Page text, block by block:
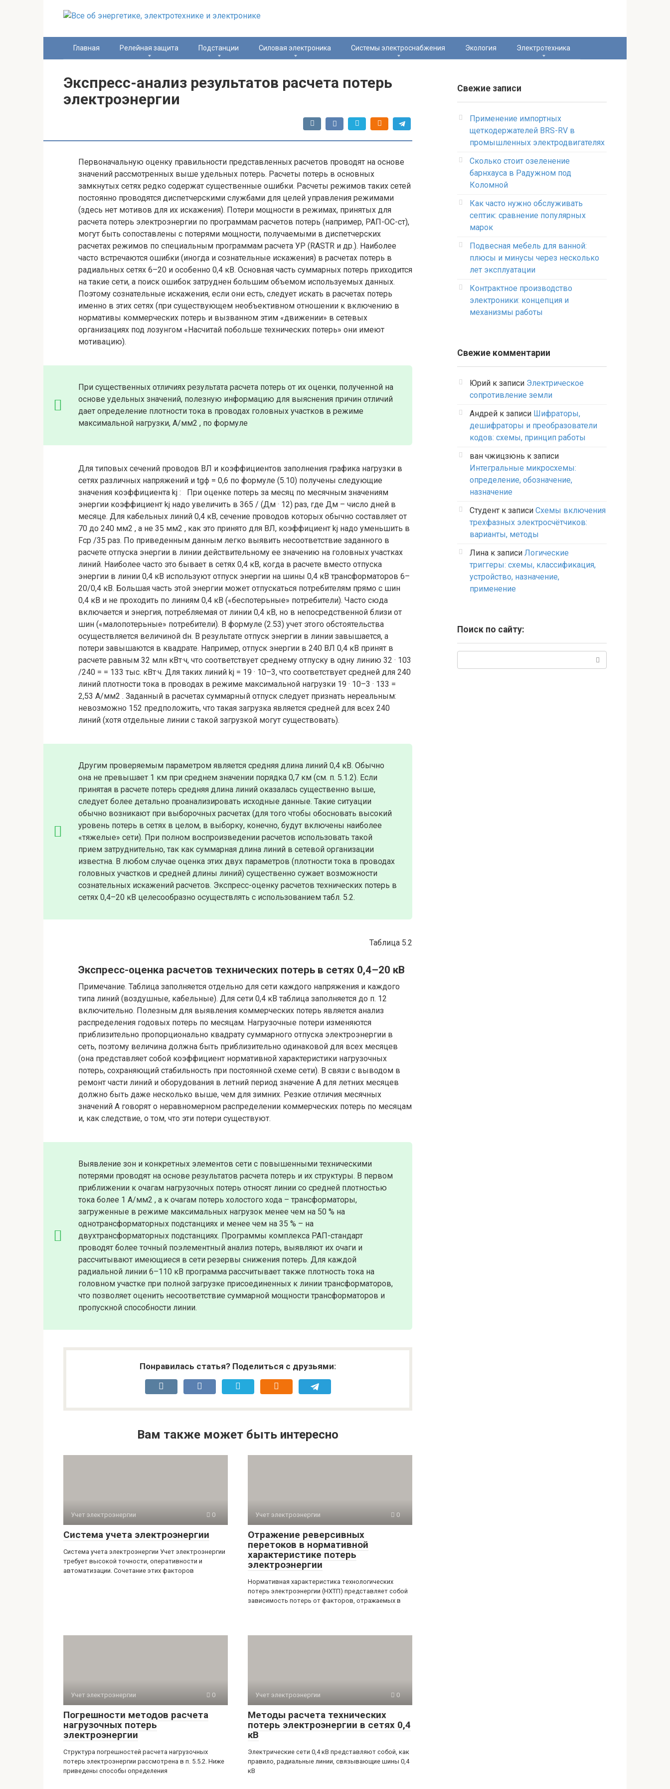
Главная Релейная защита Подстанции Силовая электроника Системы электроснабжения Экология Электротехника
Экспресс-анализ результатов расчета потерь
электроэнергии
Первоначальную оценку правильности представленных расчетов проводят на основе
значений рассмотренных выше удельных потерь. Расчеты потерь в основных
замкнутых сетях редко содержат существенные ошибки. Расчеты режимов таких сетей
постоянно проводятся диспетчерскими службами для целей управления режимами
(здесь нет мотивов для их искажения). Потери мощности в режимах, принятых для
расчета потерь электроэнергии по программам расчетов потерь (например, РАП-ОС-ст),
могут быть сопоставлены с потерями мощности, получаемыми в диспетчерских
расчетах режимов по специальным программам расчета УР (RASTR и др.). Наиболее
часто встречаются ошибки (иногда и сознательные искажения) в расчетах потерь в
радиальных сетях 6–20 и особенно 0,4 кВ. Основная часть суммарных потерь приходится
на такие сети, а поиск ошибок затруднен большим объемом используемых данных.
Поэтому сознательные искажения, если они есть, следует искать в расчетах потерь
именно в этих сетях (при существующем необъективном отношении к включению в
нормативы коммерческих потерь и вызванном этим «движении» в сетевых
организациях под лозунгом «Насчитай побольше технических потерь» они имеют
мотивацию).
При существенных отличиях результата расчета потерь от их оценки, полученной на
основе удельных значений, полезную информацию для выяснения причин отличий
дает определение плотности тока в проводах головных участков в режиме
максимальной нагрузки, А/мм2 , по формуле
Для типовых сечений проводов ВЛ и коэффициентов заполнения графика нагрузки в
сетях различных напряжений и tgϕ = 0,6 по формуле (5.10) получены следующие
значения коэффициента kj : При оценке потерь за месяц по месячным значениям
энергии коэффициент kj надо увеличить в 365 / (Дм · 12) раз, где Дм – число дней в
месяце. Для кабельных линий 0,4 кВ, сечение проводов которых обычно составляет от
70 до 240 мм2 , а не 35 мм2 , как это принято для ВЛ, коэффициент kj надо уменьшить в
Fср /35 раз. По приведенным данным легко выявить несоответствие заданного в
расчете отпуска энергии в линии действительному ее значению на головных участках
линий. Наиболее часто это бывает в сетях 0,4 кВ, когда в расчете вместо отпуска
энергии в линии 0,4 кВ используют отпуск энергии на шины 0,4 кВ трансформаторов 6–
20/0,4 кВ. Большая часть этой энергии может отпускаться потребителям прямо с шин
0,4 кВ и не проходить по линиям 0,4 кВ («беспотерьные» потребители). Часто сюда
включается и энергия, потребляемая от линии 0,4 кВ, но в непосредственной близи от
шин («малопотерьные» потребители). В формуле (2.53) учет этого обстоятельства
осуществляется величиной dн. В результате отпуск энергии в линии завышается, а
потери завышаются в квадрате. Например, отпуск энергии в 240 ВЛ 0,4 кВ принят в
расчете равным 32 млн кВт·ч, что соответствует среднему отпуску в одну линию 32 · 103
/240 = = 133 тыс. кВт·ч. Для таких линий kj = 19 · 10–3, что соответствует средней для 240
линий плотности тока в проводах в режиме максимальной нагрузки 19 · 10–3 · 133 =
2,53 А/мм2 . Заданный в расчетах суммарный отпуск следует признать нереальным:
невозможно 152 предположить, что такая загрузка является средней для всех 240
линий (хотя отдельные линии с такой загрузкой могут существовать).
Другим проверяемым параметром является средняя длина линий 0,4 кВ. Обычно
она не превышает 1 км при среднем значении порядка 0,7 км (см. п. 5.1.2). Если
принятая в расчете потерь средняя длина линий оказалась существенно выше,
следует более детально проанализировать исходные данные. Такие ситуации
обычно возникают при выборочных расчетах (для того чтобы обосновать высокий
уровень потерь в сетях в целом, в выборку, конечно, будут включены наиболее
«тяжелые» сети). При полном воспроизведении расчетов использовать такой
прием затруднительно, так как суммарная длина линий в сетевой организации
известна. В любом случае оценка этих двух параметров (плотности тока в проводах
головных участков и средней длины линий) существенно сужает возможности
сознательных искажений расчетов. Экспресс-оценку расчетов технических потерь в
сетях 0,4–20 кВ целесообразно осуществлять с использованием табл. 5.2.
Таблица 5.2
Экспресс-оценка расчетов технических потерь в сетях 0,4–20 кВ
Примечание. Таблица заполняется отдельно для сети каждого напряжения и каждого
типа линий (воздушные, кабельные). Для сети 0,4 кВ таблица заполняется до п. 12
включительно. Полезным для выявления коммерческих потерь является анализ
распределения годовых потерь по месяцам. Нагрузочные потери изменяются
приблизительно пропорционально квадрату суммарного отпуска электроэнергии в
сеть, поэтому величина должна быть приблизительно одинаковой для всех месяцев
(она представляет собой коэффициент нормативной характеристики нагрузочных
потерь, сохраняющий стабильность при постоянной схеме сети). В связи с выводом в
ремонт части линий и оборудования в летний период значение A для летних месяцев
должно быть даже несколько выше, чем для зимних. Резкие отличия месячных
значений A говорят о неравномерном распределении коммерческих потерь по месяцам
и, как следствие, о том, что эти потери существуют.
Выявление зон и конкретных элементов сети с повышенными техническими
потерями проводят на основе результатов расчета потерь и их структуры. В первом
приближении к очагам нагрузочных потерь относят линии со средней плотностью
тока более 1 А/мм2 , а к очагам потерь холостого хода – трансформаторы,
загруженные в режиме максимальных нагрузок менее чем на 50 % на
однотрансформаторных подстанциях и менее чем на 35 % – на
двухтрансформаторных подстанциях. Программы комплекса РАП-стандарт
проводят более точный поэлементный анализ потерь, выявляют их очаги и
рассчитывают имеющиеся в сети резервы снижения потерь. Для каждой
радиальной линии 6–110 кВ программа рассчитывает также плотность тока на
головном участке при полной загрузке присоединенных к линии трансформаторов,
что позволяет оценить несоответствие суммарной мощности трансформаторов и
пропускной способности линии.
Понравилась статья? Поделиться с друзьями:
Вам также может быть интересно
Учет электроэнергии 0
Система учета электроэнергии
Система учета электроэнергии Учет электроэнергии
требует высокой точности, оперативности и
автоматизации. Сочетание этих факторов
Учет электроэнергии 0
Отражение реверсивных
перетоков в нормативной
характеристике потерь
электроэнергии
Нормативная характеристика технологических
потерь электроэнергии (НХТП) представляет собой
зависимость потерь от факторов, отражаемых в
Учет электроэнергии 0
Погрешности методов расчета
нагрузочных потерь
электроэнергии
Структура погрешностей расчета нагрузочных
потерь электроэнергии рассмотрена в п. 5.5.2. Ниже
приведены способы определения
Учет электроэнергии 0
Методы расчета технических
потерь электроэнергии в сетях 0,4
кВ
Электрические сети 0,4 кВ представляют собой, как
правило, радиальные линии, связывающие шины 0,4
кВ
Свежие записи
Применение импортных
щеткодержателей BRS-RV в
промышленных электродвигателях
Сколько стоит озеленение
барнхауса в Радужном под
Коломной
Как часто нужно обслуживать
септик: сравнение популярных
марок
Подвесная мебель для ванной:
плюсы и минусы через несколько
лет эксплуатации
Контрактное производство
электроники: концепция и
механизмы работы
Свежие комментарии
Юрий к записи Электрическое
сопротивление земли
Андрей к записи Шифраторы,
дешифраторы и преобразователи
кодов: схемы, принцип работы
ван чжицзюнь к записи
Интегральные микросхемы:
определение, обозначение,
назначение
Студент к записи Схемы включения
трехфазных электросчётчиков:
варианты, методы
Лина к записи Логические
триггеры: схемы, классификация,
устройство, назначение,
применение
Поиск по сайту: